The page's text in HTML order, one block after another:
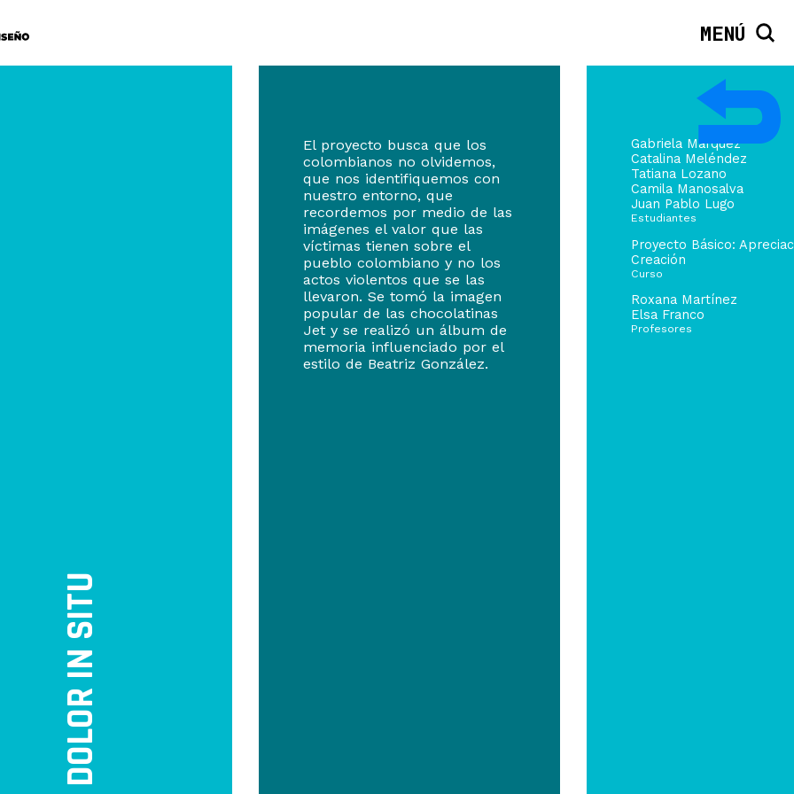
MENÚ
DOLOR IN SITU
El proyecto busca que los
colombianos no olvidemos,
que nos identifiquemos con
nuestro entorno, que
recordemos por medio de las
imágenes el valor que las
víctimas tienen sobre el
pueblo colombiano y no los
actos violentos que se las
llevaron. Se tomó la imagen
popular de las chocolatinas
Jet y se realizó un álbum de
memoria influenciado por el
estilo de Beatriz González.
Gabriela Márquez
Catalina Meléndez
Tatiana Lozano
Camila Manosalva
Juan Pablo Lugo
Estudiantes
Proyecto Básico:
Creación
Curso
Roxana Martínez
Elsa Franco
Profesores